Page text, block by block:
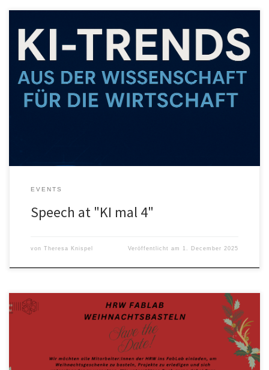
Vortrag bei „KI mal 4“ Wie verändert Künstliche Intelligenz den
Unternehmensalltag? Welche Chancen eröffnen sich für neue
Geschäftsmodelle?Unter dem Titel „KI mal 4-Oberhausen.Kunst.
Forschung. Unternehmen“ veranstaltet die OWT Oberhausener
Wirtschafts- und Tourismusförderung am 04.12. von 17:00 bis 19:00
EVENTS
Speech at "KI mal 4"
von Theresa Knispel Veröffentlicht am 1. December 2025
Weihnachtsbasteln im FabLab Wie in jedem Jahr laden wir alle
HRW Angehörigen zum Weihnachtsbasteln ein. Nutzt die Zeit und